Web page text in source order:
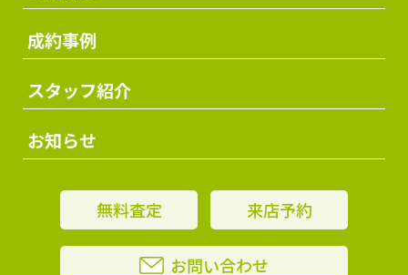
成約事例
スタッフ紹介
お知らせ
無料査定 来店予約
お問い合わせ